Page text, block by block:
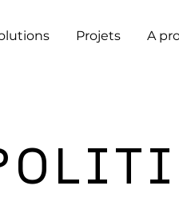
Projets A